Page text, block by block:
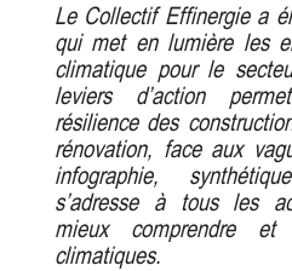
Le Collectif Effinergie a
qui met en lumière les
climatique pour le
leviers d’action
résilience des
rénovation, face aux
infographie,
s’adresse à tous les
mieux comprendre
climatiques.